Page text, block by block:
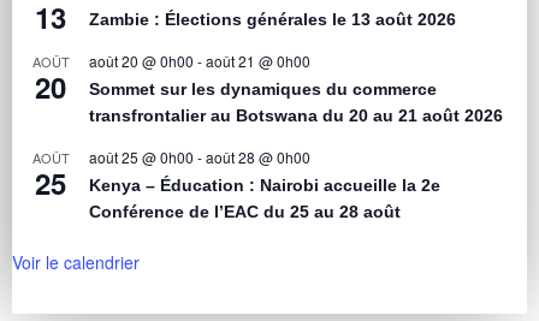
13 Zambie : Élections générales le 13 août 2026
AOÛT
20
août 20 @ 0h00 -août 21 @ 0h00
Sommet sur les dynamiques du commerce
transfrontalier au Botswana du 20 au 21 août 2026
AOÛT
25
août 25 @ 0h00 -août 28 @ 0h00
Kenya – Éducation : Nairobi accueille la 2e
Conférence de l’EAC du 25 au 28 août
Voir le calendrier